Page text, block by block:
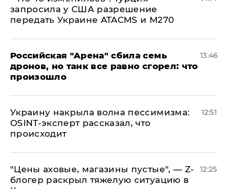
запросила у США разрешение
передать Украине ATACMS и M270
​Российская "Арена" сбила семь
дронов, но танк все равно сгорел: что
произошло
13:46
​Украину накрыла волна пессимизма:
OSINT-эксперт рассказал, что
происходит
12:51
​"Цены аховые, магазины пустые", — Z-
блогер раскрыл тяжелую ситуацию в
12:25